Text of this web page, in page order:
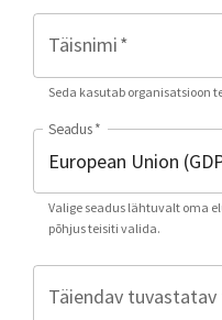
Täisnimi*
Seda kasutab organisatsioon
Seadus*
Valige seadus lähtuvalt oma
põhjus teisiti valida.
Täiendav